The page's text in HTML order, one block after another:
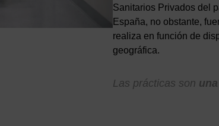
Sanitarios Privados del
España, no obstante,
realiza en función de
geográfica.
Las prácticas son